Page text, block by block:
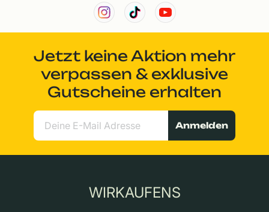
Jetzt keine Aktion mehr
verpassen & exklusive
Gutscheine erhalten
Anmelden
WIRKAUFENS